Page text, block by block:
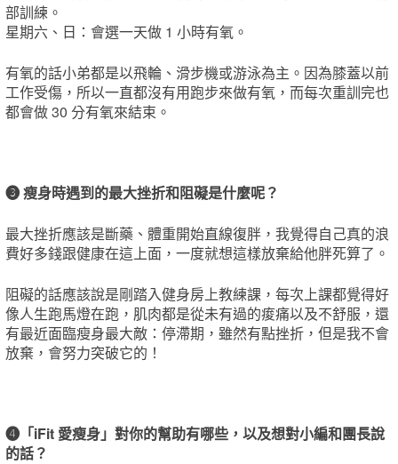
部訓練。
星期六、日：會選一天做 1 小時有氧。
有氧的話小弟都是以飛輪、滑步機或游泳為主。因為膝蓋以前
工作受傷，所以一直都沒有用跑步來做有氧，而每次重訓完也
都會做 30 分有氧來結束。
❸ 瘦身時遇到的最大挫折和阻礙是什麼呢？
最大挫折應該是斷藥、體重開始直線復胖，我覺得自己真的浪
費好多錢跟健康在這上面，一度就想這樣放棄給他胖死算了。
阻礙的話應該說是剛踏入健身房上教練課，每次上課都覺得好
像人生跑馬燈在跑，肌肉都是從未有過的痠痛以及不舒服，還
有最近面臨瘦身最大敵：停滯期，雖然有點挫折，但是我不會
放棄，會努力突破它的！
❹「iFit 愛瘦身」對你的幫助有哪些，以及想對小編和團長說
的話？